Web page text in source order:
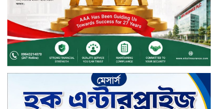
সড়ক নিরাপত্তায় বিশেষ অবদান রাখায়
নিসচা বিশেষ সম্মাননা পেলেন লায়ন গনি
মিয়া বাবুল
মার্কেন্টাইল ব্যাংকের নির্বাহী কমিটির
চেয়ারম্যান হলেন আনোয়ারুল হক
সপ্তাহের শেষ কার্যদিবসে লেনদেনের
তালিকায় শীর্ষে উঠে এসেছে শার্প